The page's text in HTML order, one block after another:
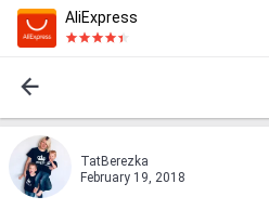
AliExpress
TatBerezka
February 19, 2018